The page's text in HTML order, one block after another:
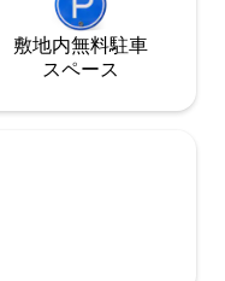
ー
私
ま
ブ
敷地内無料駐⁠車
ス⁠ペ⁠ー⁠ス